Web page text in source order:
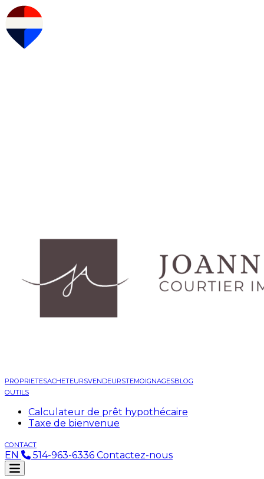
PROPRIETESACHETEURSVENDEURSTEMOIGNAGESBLOG
OUTILS
Calculateur de prêt hypothécaire
Taxe de bienvenue
CONTACT
EN 514-963-6336 Contactez-nous